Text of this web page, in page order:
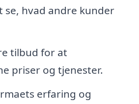
se, hvad andre kunder
tilbud for at
priser og tjenester.
erfaring og